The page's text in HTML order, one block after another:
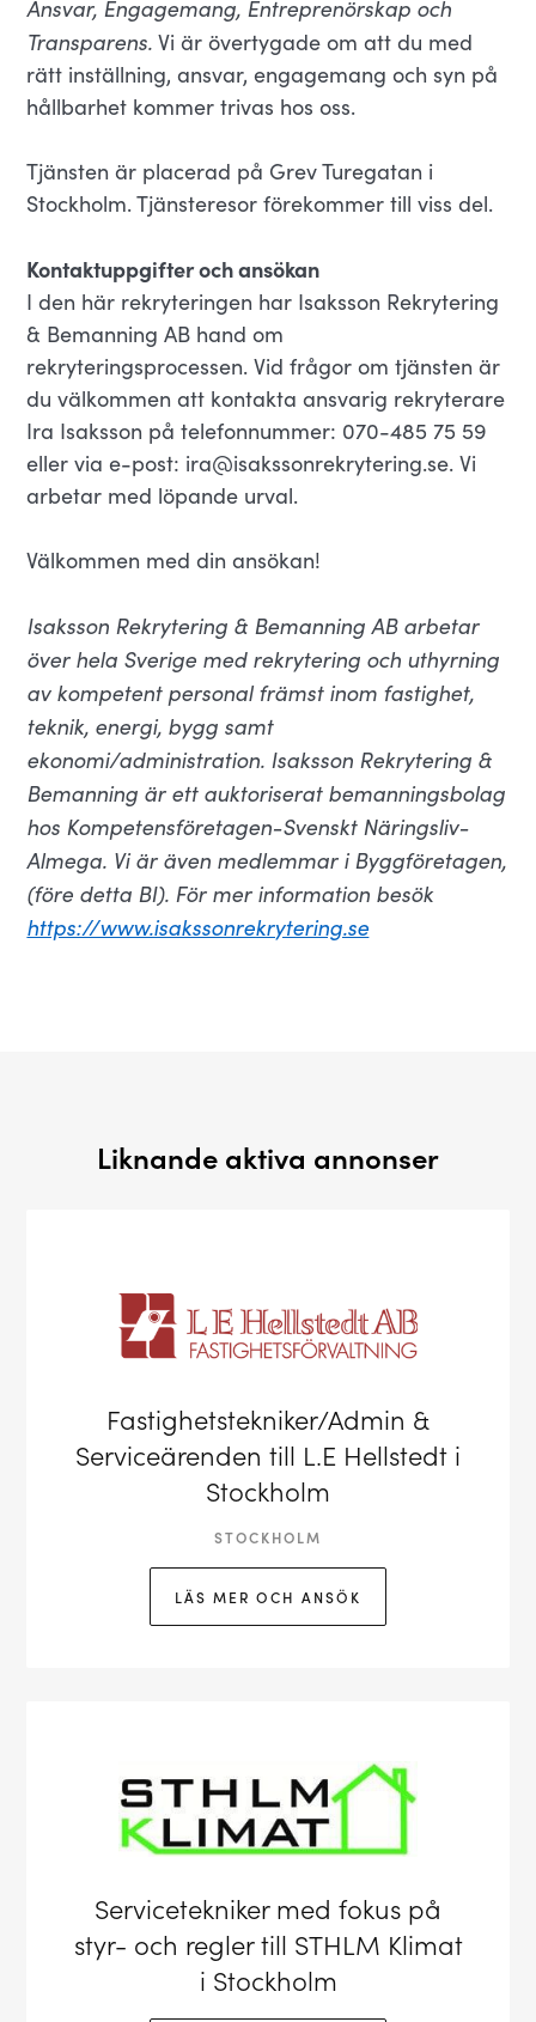
Ansvar, Engagemang, Entreprenörskap och
Transparens.Vi är övertygade om att du med
rätt inställning, ansvar, engagemang och syn på
hållbarhet kommer trivas hos oss.
Tjänsten är placerad på Grev Turegatan i
Stockholm. Tjänsteresor förekommer till viss del.
Kontaktuppgifter och ansökan
I den här rekryteringen har Isaksson Rekrytering
& Bemanning AB hand om
rekryteringsprocessen. Vid frågor om tjänsten är
du välkommen att kontakta ansvarig rekryterare
Ira Isaksson på telefonnummer: 070-485 75 59
eller via e-post: ira@isakssonrekrytering.se. Vi
arbetar med löpande urval.
Välkommen med din ansökan!
Isaksson Rekrytering & Bemanning AB arbetar
över hela Sverige med rekrytering och uthyrning
av kompetent personal främst inom fastighet,
teknik, energi, bygg samt
ekonomi/administration. Isaksson Rekrytering &
Bemanning är ett auktoriserat bemanningsbolag
hos Kompetensföretagen-Svenskt Näringsliv-
Almega. Vi är även medlemmar i Byggföretagen,
(före detta BI). För mer information besök
https://www.isakssonrekrytering.se
Liknande aktiva annonser
Fastighetstekniker/Admin &
Serviceärenden till L.E Hellstedt i
Stockholm
STOCKHOLM
LÄS MER OCH ANSÖK
Servicetekniker med fokus på
styr- och regler till STHLM Klimat
i Stockholm